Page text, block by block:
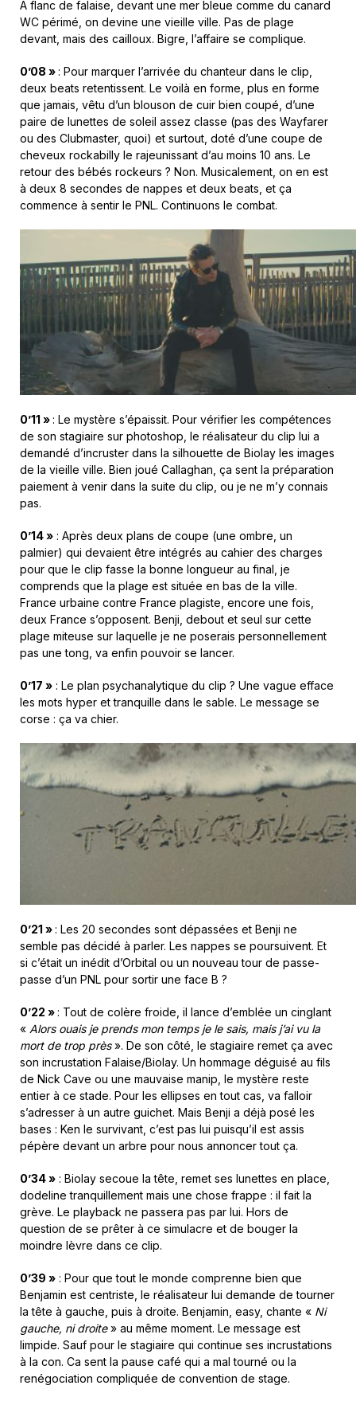
A flanc de falaise, devant une mer bleue comme du canard
WC périmé, on devine une vieille ville. Pas de plage
devant, mais des cailloux. Bigre, l’affaire se complique.
0’08 »: Pour marquer l’arrivée du chanteur dans le clip,
deux beats retentissent. Le voilà en forme, plus en forme
que jamais, vêtu d’un blouson de cuir bien coupé, d’une
paire de lunettes de soleil assez classe (pas des Wayfarer
ou des Clubmaster, quoi) et surtout, doté d’une coupe de
cheveux rockabilly le rajeunissant d’au moins 10 ans. Le
retour des bébés rockeurs ? Non. Musicalement, on en est
à deux 8 secondes de nappes et deux beats, et ça
commence à sentir le PNL. Continuons le combat.
0’11 »: Le mystère s’épaissit. Pour vérifier les compétences
de son stagiaire sur photoshop, le réalisateur du clip lui a
demandé d’incruster dans la silhouette de Biolay les images
de la vieille ville. Bien joué Callaghan, ça sent la préparation
paiement à venir dans la suite du clip, ou je ne m’y connais
pas.
0’14 » : Après deux plans de coupe (une ombre, un
palmier) qui devaient être intégrés au cahier des charges
pour que le clip fasse la bonne longueur au final, je
comprends que la plage est située en bas de la ville.
France urbaine contre France plagiste, encore une fois,
deux France s’opposent. Benji, debout et seul sur cette
plage miteuse sur laquelle je ne poserais personnellement
pas une tong, va enfin pouvoir se lancer.
0’17 » : Le plan psychanalytique du clip ? Une vague efface
les mots hyper et tranquille dans le sable. Le message se
corse : ça va chier.
0’21 »: Les 20 secondes sont dépassées et Benji ne
semble pas décidé à parler. Les nappes se poursuivent. Et
si c’était un inédit d’Orbital ou un nouveau tour de passe-
passe d’un PNL pour sortir une face B ?
0’22 »: Tout de colère froide, il lance d’emblée un cinglant
« Alors ouais je prends mon temps je le sais, mais j’ai vu la
mort de trop près». De son côté, le stagiaire remet ça avec
son incrustation Falaise/Biolay. Un hommage déguisé au fils
de Nick Cave ou une mauvaise manip, le mystère reste
entier à ce stade. Pour les ellipses en tout cas, va falloir
s’adresser à un autre guichet. Mais Benji a déjà posé les
bases : Ken le survivant, c’est pas lui puisqu’il est assis
pépère devant un arbre pour nous annoncer tout ça.
0’34 » : Biolay secoue la tête, remet ses lunettes en place,
dodeline tranquillement mais une chose frappe : il fait la
grève. Le playback ne passera pas par lui. Hors de
question de se prêter à ce simulacre et de bouger la
moindre lèvre dans ce clip.
0’39 » : Pour que tout le monde comprenne bien que
Benjamin est centriste, le réalisateur lui demande de tourner
la tête à gauche, puis à droite. Benjamin, easy, chante « Ni
gauche, ni droite» au même moment. Le message est
limpide. Sauf pour le stagiaire qui continue ses incrustations
à la con. Ca sent la pause café qui a mal tourné ou la
renégociation compliquée de convention de stage.